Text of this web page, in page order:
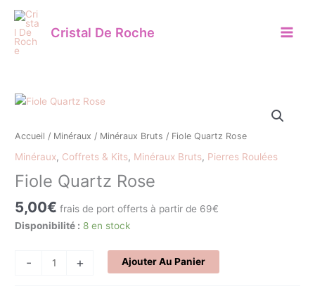
contenu
Cristal De Roche
Accueil / Minéraux / Minéraux Bruts / Fiole Quartz Rose
Minéraux, Coffrets & Kits, Minéraux Bruts, Pierres Roulées
Fiole Quartz Rose
5,00€ frais de port offerts à partir de 69€
Disponibilité : 8 en stock
-
quantité
Fiole
Rose
+ Ajouter Au Panier